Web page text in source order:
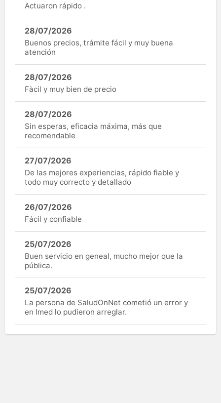
Actuaron rápido .
28/07/2026
Buenos precios, trámite fácil y muy buena
atención
28/07/2026
Fàcil y muy bien de precio
28/07/2026
Sin esperas, eficacia máxima, más que
recomendable
27/07/2026
De las mejores experiencias, rápido fiable y
todo muy correcto y detallado
26/07/2026
Fácil y confiable
25/07/2026
Buen servicio en geneal, mucho mejor que la
pública.
25/07/2026
La persona de SaludOnNet cometió un error y
en Imed lo pudieron arreglar.